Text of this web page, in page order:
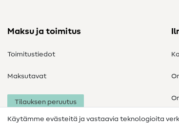
Maksu ja toimitus
Toimitustiedot
Maksutavat
Tilauksen peruutus
Käytämme evästeitä ja vastaavia teknologioita